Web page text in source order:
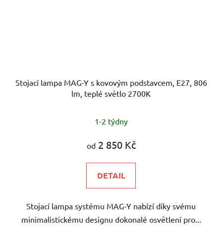
Stojací lampa MAG-Y s kovovým podstavcem, E27, 806
lm, teplé světlo 2700K
1-2 týdny
od2 850 Kč
DETAIL
Stojací lampa systému MAG-Y nabízí díky svému
minimalistickému designu dokonalé osvětlení pro...